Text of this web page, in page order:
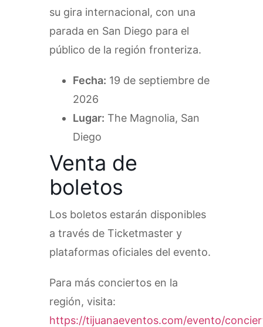
su gira internacional, con una
parada en San Diego para el
público de la región fronteriza.
Fecha: 19 de septiembre de
2026
Lugar: The Magnolia, San
Diego
Venta de
boletos
Los boletos estarán disponibles
a través de Ticketmaster y
plataformas oficiales del evento.
Para más conciertos en la
región, visita:
https://tijuanaeventos.com/evento/